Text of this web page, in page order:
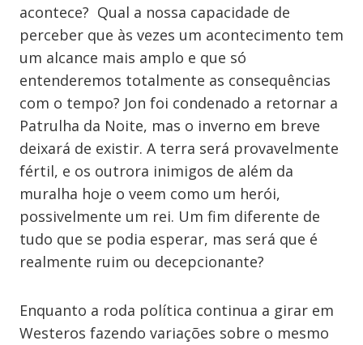
acontece? Qual a nossa capacidade de
perceber que às vezes um acontecimento tem
um alcance mais amplo e que só
entenderemos totalmente as consequências
com o tempo? Jon foi condenado a retornar a
Patrulha da Noite, mas o inverno em breve
deixará de existir. A terra será provavelmente
fértil, e os outrora inimigos de além da
muralha hoje o veem como um herói,
possivelmente um rei. Um fim diferente de
tudo que se podia esperar, mas será que é
realmente ruim ou decepcionante?
Enquanto a roda política continua a girar em
Westeros fazendo variações sobre o mesmo